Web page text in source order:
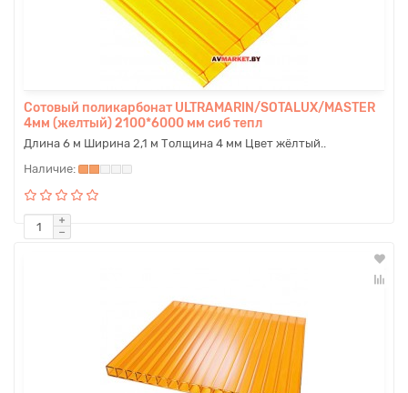
Сотовый поликарбонат ULTRAMARIN/SOTALUX/MASTER
4мм (желтый) 2100*6000 мм сиб тепл
Длина 6 м Ширина 2,1 м Толщина 4 мм Цвет жёлтый..